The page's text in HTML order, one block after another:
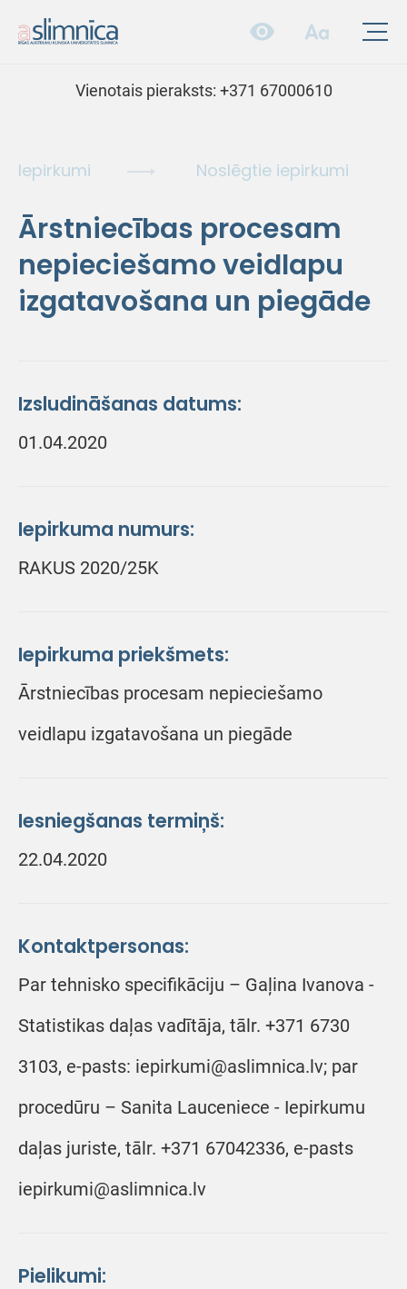
Vienotais pieraksts: +371 67000610
Iepirkumi Noslēgtie iepirkumi
Ārstniecības procesam
nepieciešamo veidlapu
izgatavošana un piegāde
Izsludināšanas datums:
01.04.2020
Iepirkuma numurs:
RAKUS 2020/25K
Iepirkuma priekšmets:
Ārstniecības procesam nepieciešamo
veidlapu izgatavošana un piegāde
Iesniegšanas termiņš:
22.04.2020
Kontaktpersonas:
Par tehnisko specifikāciju – Gaļina Ivanova -
Statistikas daļas vadītāja, tālr. +371 6730
3103, e-pasts: iepirkumi@aslimnica.lv; par
procedūru – Sanita Lauceniece - Iepirkumu
daļas juriste, tālr. +371 67042336, e-pasts
iepirkumi@aslimnica.lv
Pielikumi: